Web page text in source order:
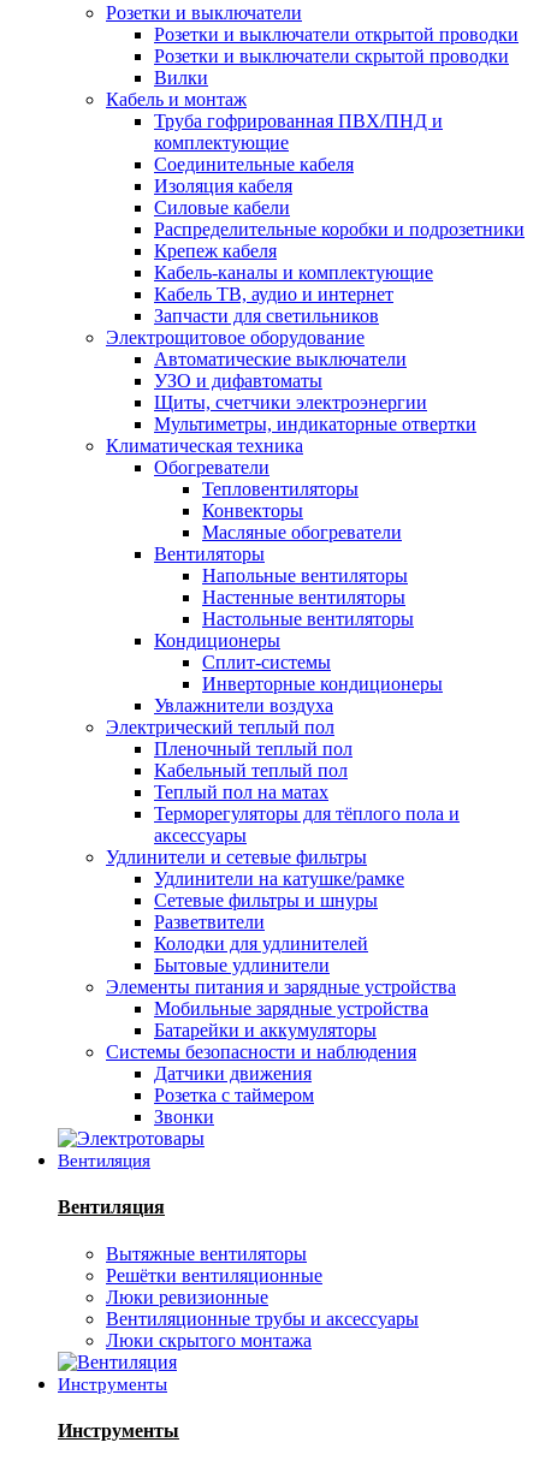
Розетки и выключатели
Розетки и выключатели открытой проводки
Розетки и выключатели скрытой проводки
Вилки
Кабель и монтаж
Труба гофрированная ПВХ/ПНД и
комплектующие
Соединительные кабеля
Изоляция кабеля
Силовые кабели
Распределительные коробки и подрозетники
Крепеж кабеля
Кабель-каналы и комплектующие
Кабель ТВ, аудио и интернет
Запчасти для светильников
Электрощитовое оборудование
Автоматические выключатели
УЗО и дифавтоматы
Щиты, счетчики электроэнергии
Мультиметры, индикаторные отвертки
Климатическая техника
Обогреватели
Тепловентиляторы
Конвекторы
Масляные обогреватели
Вентиляторы
Напольные вентиляторы
Настенные вентиляторы
Настольные вентиляторы
Кондиционеры
Сплит-системы
Инверторные кондиционеры
Увлажнители воздуха
Электрический теплый пол
Пленочный теплый пол
Кабельный теплый пол
Теплый пол на матах
Терморегуляторы для тёплого пола и
аксессуары
Удлинители и сетевые фильтры
Удлинители на катушке/рамке
Сетевые фильтры и шнуры
Разветвители
Колодки для удлинителей
Бытовые удлинители
Элементы питания и зарядные устройства
Мобильные зарядные устройства
Батарейки и аккумуляторы
Системы безопасности и наблюдения
Датчики движения
Розетка с таймером
Звонки
Вентиляция
Вентиляция
Вытяжные вентиляторы
Решётки вентиляционные
Люки ревизионные
Вентиляционные трубы и аксессуары
Люки скрытого монтажа
Инструменты
Инструменты